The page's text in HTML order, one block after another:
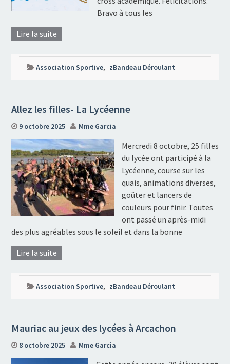
Bravo à tous les
Lire la suite
Association Sportive, zBandeau Déroulant
Allez les filles- La Lycéenne
9 octobre 2025 Mme Garcia
Mercredi 8 octobre, 25 filles
du lycée ont participé à la
Lycéenne, course sur les
quais, animations diverses,
goûter et lancers de
couleurs pour finir. Toutes
ont passé un après-midi
des plus agréables sous le soleil et dans la bonne
Lire la suite
Association Sportive, zBandeau Déroulant
Mauriac au jeux des lycées à Arcachon
8 octobre 2025 Mme Garcia